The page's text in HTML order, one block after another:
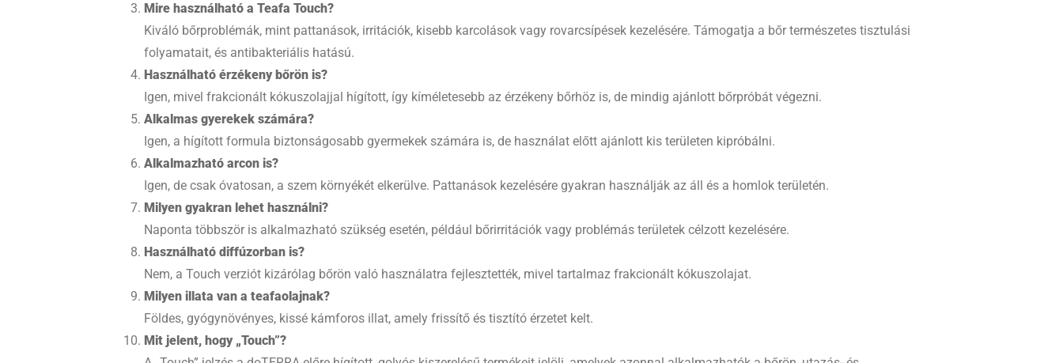
Mire használható a Teafa Touch?
Kiváló bőrproblémák, mint pattanások, irritációk, kisebb karcolások vagy rovarcsípések kezelésére. Támogatja a bőr természetes tisztulási
folyamatait, és antibakteriális hatású.
Használható érzékeny bőrön is?
Igen, mivel frakcionált kókuszolajjal hígított, így kíméletesebb az érzékeny bőrhöz is, de mindig ajánlott bőrpróbát végezni.
Alkalmas gyerekek számára?
Igen, a hígított formula biztonságosabb gyermekek számára is, de használat előtt ajánlott kis területen kipróbálni.
Alkalmazható arcon is?
Igen, de csak óvatosan, a szem környékét elkerülve. Pattanások kezelésére gyakran használják az áll és a homlok területén.
Milyen gyakran lehet használni?
Naponta többször is alkalmazható szükség esetén, például bőrirritációk vagy problémás területek célzott kezelésére.
Használható diffúzorban is?
Nem, a Touch verziót kizárólag bőrön való használatra fejlesztették, mivel tartalmaz frakcionált kókuszolajat.
Milyen illata van a teafaolajnak?
Földes, gyógynövényes, kissé kámforos illat, amely frissítő és tisztító érzetet kelt.
Mit jelent, hogy „Touch”?